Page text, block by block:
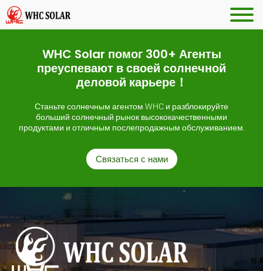
WHC Solar помог 300+ Агенты
преуспевают в своей солнечной
деловой карьере！
Станьте солнечным агентом WHC и разблокируйте
больший солнечный рынок высококачественными
продуктами и отличным послепродажным обслуживанием.
Связаться с нами